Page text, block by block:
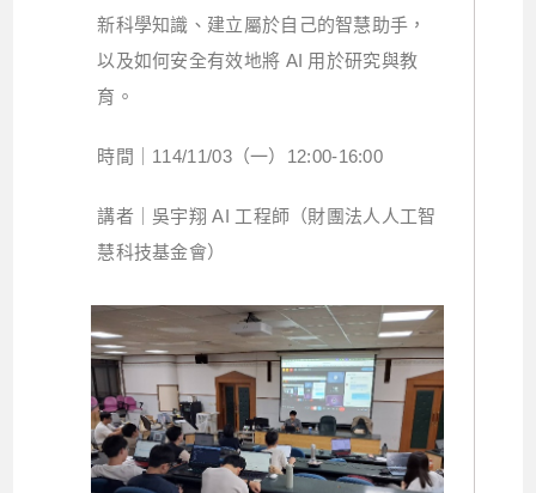
新科學知識、建立屬於自己的智慧助手，
以及如何安全有效地將 AI 用於研究與教
育。
時間｜114/11/03（一）12:00-16:00
講者｜吳宇翔 AI 工程師（財團法人人工智
慧科技基金會）